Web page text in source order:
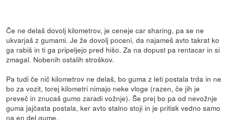
Če ne delaš dovolj kilometrov, je ceneje car sharing, pa se ne
ukvarjaš z gumami. Je že dovolj poceni, da najameš avto takrat ko
ga rabiš in ti ga pripeljejo pred hišo. Za na dopust pa rentacar in si
zmagal. Nobenih ostalih stroškov.
Pa tudi če nič kilometrov ne delaš, bo guma z leti postala trda in ne
bo za vozit, torej kilometri nimajo neke vloge (razen, če jih je
preveč in znucaš gumo zaradi vožnje). Še prej bo pa od nevožnje
guma jajčasta postala, ker avto stalno stoji in je pritisk vedno samo
na en del gume.